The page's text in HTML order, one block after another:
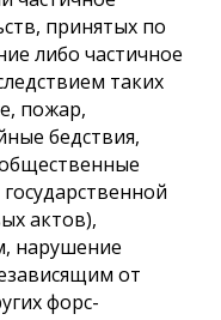
принятых по
либо частичное
таких
пожар,
бедствия,
актов),
нарушение
от
форс-